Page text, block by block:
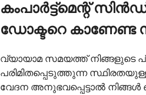
കംപാർട്ട്മെന്റ്
ഡോക്ടറെ കാണേണ്ട
വ്യായാമ സമയത്ത് നിങ്ങളുടെ
പരിമിതപ്പെടുത്തുന്ന
വേദന അനുഭവപ്പെട്ടാൽ